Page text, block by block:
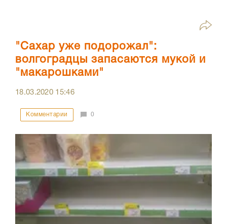
"Сахар уже подорожал":
волгоградцы запасаются мукой и
"макарошками"
18.03.2020 15:46
Комментарии 0